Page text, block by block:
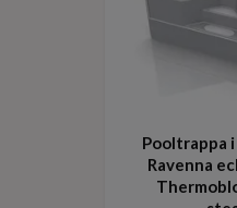
Pooltrappa
Ravenna